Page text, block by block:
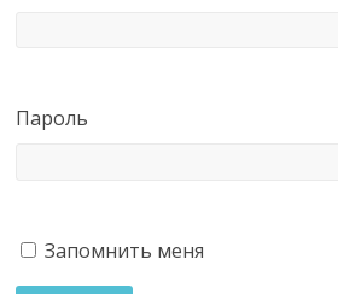
Пароль
Запомнить меня